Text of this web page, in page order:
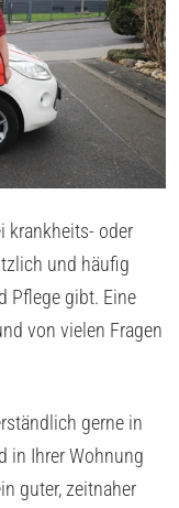
krankheits- oder
und häufig
Pflege gibt. Eine
von vielen Fragen
gerne in
in Ihrer Wohnung
guter, zeitnaher